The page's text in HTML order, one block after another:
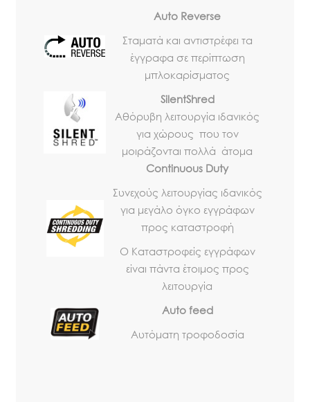
Auto Reverse
Σταματά και αντιστρέφει τα
έγγραφα σε περίπτωση
μπλοκαρίσματος
SilentShred
Αθόρυβη λειτουργία ιδανικός
για χώρους που τον
μοιράζονται πολλά άτομα
Continuous Duty
Συνεχούς λειτουργίας ιδανικός
για μεγάλο όγκο εγγράφων
προς καταστροφή
Ο Καταστροφείς εγγράφων
είναι πάντα έτοιμος προς
λειτουργία
Auto feed
Αυτόματη τροφοδοσία